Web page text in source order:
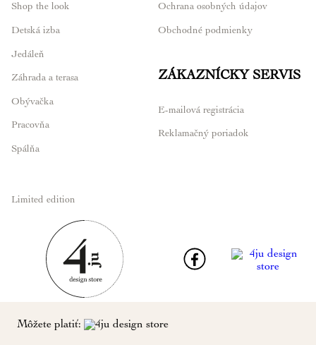
Shop the look
Detská izba
Jedáleň
Záhrada a terasa
Obývačka
Pracovňa
Spálňa
Limited edition
Ochrana osobných údajov
Obchodné podmienky
ZÁKAZNÍCKY SERVIS
E-mailová registrácia
Reklamačný poriadok
Môžete platiť: